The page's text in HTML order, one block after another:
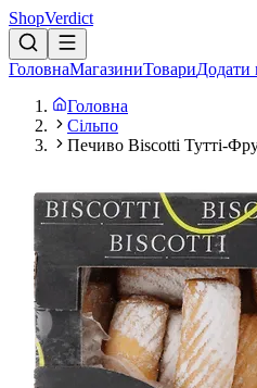
ShopVerdict
ГоловнаМагазиниТовариДодати
Головна
Сільпо
Печиво Biscotti Тутті-